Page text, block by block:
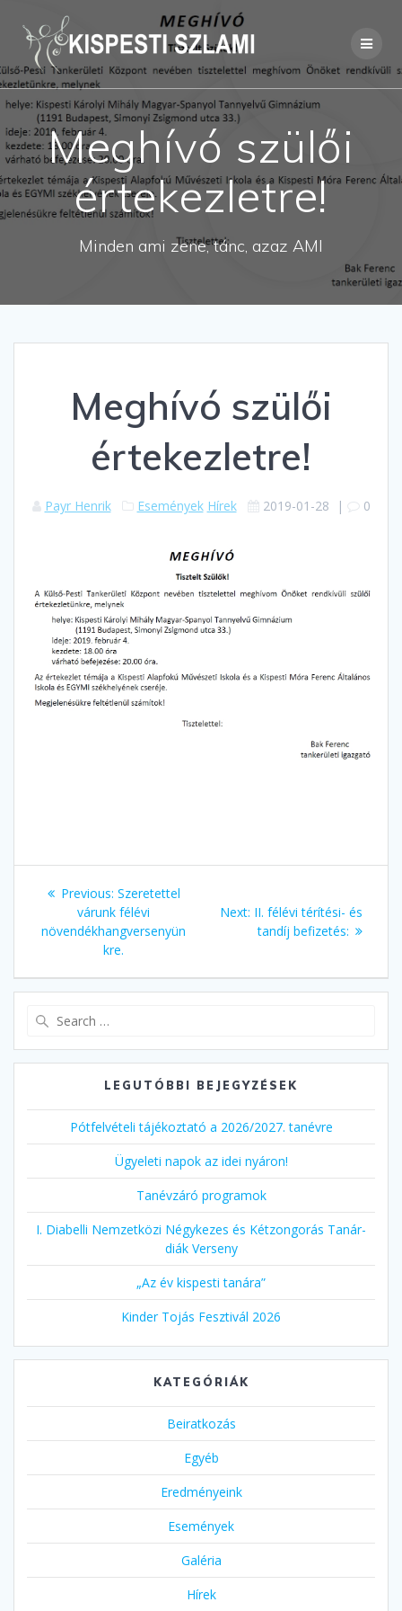
Skip
to
content
Meghívó szülői
értekezletre!
Minden ami zene, tánc, azaz AMI
Meghívó szülői
értekezletre!
Payr Henrik Események Hírek 2019-01-28 | 0
Bejegyzés
navigáció
Previous: Previous
post:
Szeretettel
várunk félévi
növendékhangversenyün
kre.
Next: Next
post:
II. félévi térítési- és
tandíj befizetés:
LEGUTÓBBI BEJEGYZÉSEK
Pótfelvételi tájékoztató a 2026/2027. tanévre
Ügyeleti napok az idei nyáron!
Tanévzáró programok
I. Diabelli Nemzetközi Négykezes és Kétzongorás Tanár-
diák Verseny
„Az év kispesti tanára”
Kinder Tojás Fesztivál 2026
KATEGÓRIÁK
Beiratkozás
Egyéb
Eredményeink
Események
Galéria
Hírek